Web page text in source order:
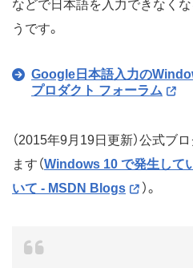
などで日本語を入力できなく
うです。
Google日本語入力の
プロダクト フォーラム
（2015年9月19日更新）公式ブ
ます（Windows 10 で発生して
いて - MSDN Blogs
）。